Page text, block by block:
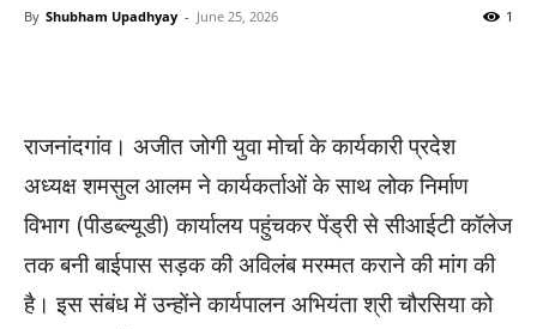
By Shubham Upadhyay - June 25, 2026 1
राजनांदगांव। अजीत जोगी युवा मोर्चा के कार्यकारी प्रदेश
अध्यक्ष शमसुल आलम ने कार्यकर्ताओं के साथ लोक निर्माण
विभाग (पीडब्ल्यूडी) कार्यालय पहुंचकर पेंड्री से सीआईटी कॉलेज
तक बनी बाईपास सड़क की अविलंब मरम्मत कराने की मांग की
है। इस संबंध में उन्होंने कार्यपालन अभियंता श्री चौरसिया को